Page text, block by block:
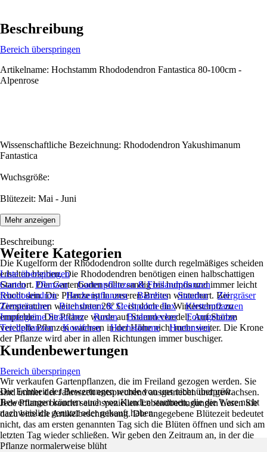
Beschreibung
Bereich überspringen
Artikelname: Hochstamm Rhododendron Fantastica 80-100cm -
Alpenrose
Wissenschaftliche Bezeichnung: Rhododendron Yakushimanum
Fantastica
Wuchsgröße:
Blütezeit: Mai - Juni
Beschreibung:
Die Kugelform der Rhododendron sollte durch regelmäßiges scheiden
erhalten bleiben. Die Rhododendren benötigen einen halbschattigen
Standort. Der Gartenboden sollte sandig bis humos und immer leicht
feucht sein. Die Pflanze ist in unseren Breiten winterhart. Bei
Temperaturen weiter unter 20° C ist doch ein Winterschutz zu
empfehlen. Die Pflanze wurde auf Stamm veredelt. Auf Stamm
veredelte Pflanzen wachsen in der Höhe nicht mehr weiter. Die Krone
der Pflanze wird aber in allen Richtungen immer buschiger.
Wir verkaufen Gartenpflanzen, die im Freiland gezogen werden. Sie
sind immer der Jahreszeit entsprechend ausgetrieben und gewachsen.
Jede Pflanze braucht seine speziellen Lebendbedingungen Lesen Sie
dazu bitte die Artikelbeschreibung. Die angegebene Blütezeit bedeutet
nicht, das am ersten genannten Tag sich die Blüten öffnen und sich am
letzten Tag wieder schließen. Wir geben den Zeitraum an, in der die
Pflanze normalerweise blüht
Mehr anzeigen
Weitere Kategorien
Liste überspringen
Garten
Pflanzen
Gartenpflanzen & Freilandpflanzen
Rhododendron
Heckenpflanzen Bambus Stauden
Ziergräser
Ziersträucher
Buchsbaum & Stechpalme Ilex
Kletterpflanzen
Immergrüne Sträucher
Rosen Bodendecker
Formgehölze
Teichpflanzen
Koniferen Hochstämme Hortensien
Kundenbewertungen
Bereich überspringen
Die Echtheit der Bewertungen wurde von uns nicht überprüft.
Bewertungen können auch von Kunden stammen, die die Ware nicht
nachweislich genutzt oder gekauft haben.